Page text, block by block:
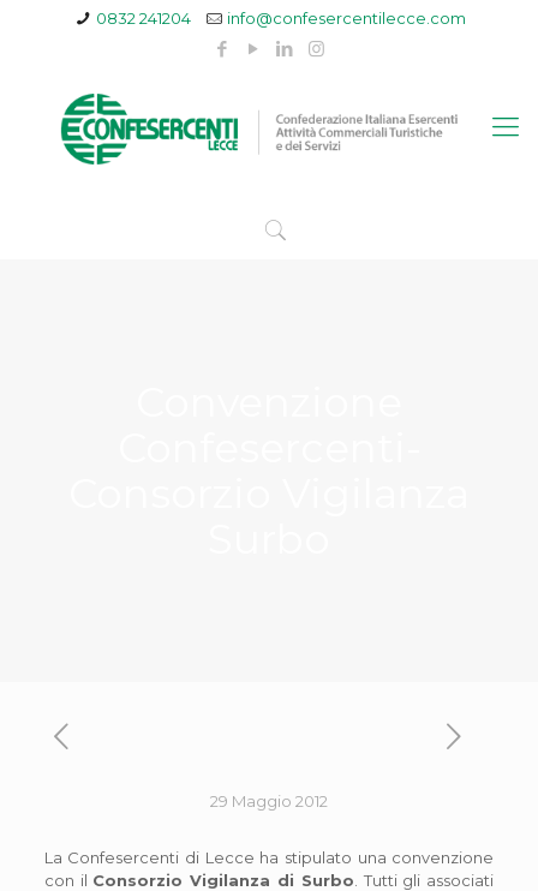
0832 241204 info@confesercentilecce.com
29 Maggio 2012
La Confesercenti di Lecce ha stipulato una convenzione
con il Consorzio Vigilanza di Surbo . Tutti gli associati